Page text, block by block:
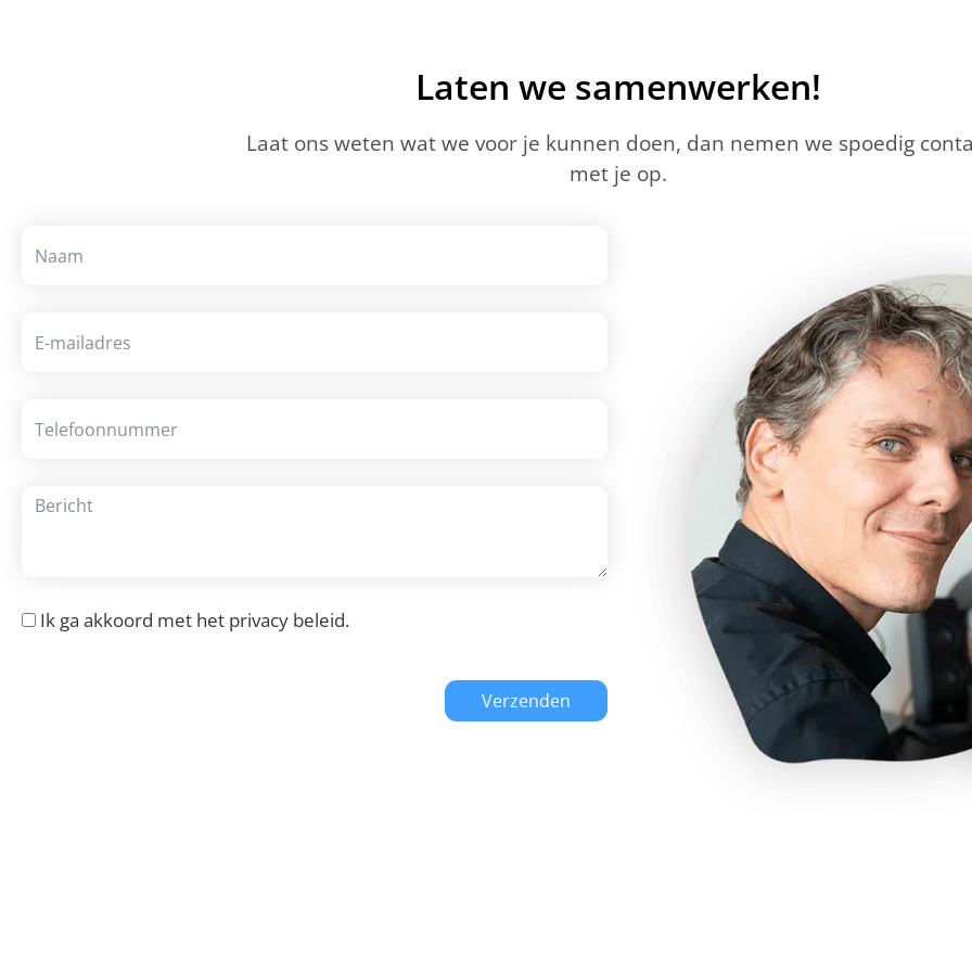
Laten we samenwerken!
Laat ons weten wat we voor je kunnen doen, dan nemen we spoedig
met je op.
Ik ga akkoord met het privacy beleid.